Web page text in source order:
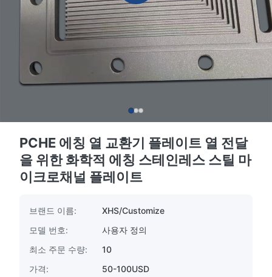
PCHE 에칭 열 교환기 플레이트 열 전달
을 위한 화학적 에칭 스테인레스 스틸 마
이크로채널 플레이트
브랜드 이름:
XHS/Customize
모델 번호:
사용자 정의
최소 주문 수량:
10
가격:
50-100USD